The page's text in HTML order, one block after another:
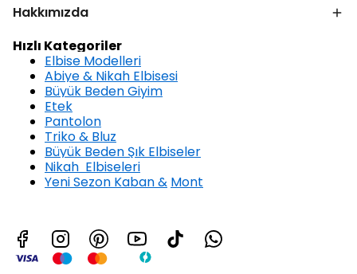
Hakkımızda
Hızlı Kategoriler
Elbise Modelleri
Abiye & Nikah Elbisesi
Büyük Beden Giyim
Etek
Pantolon
Triko & Bluz
Büyük Beden Şık Elbiseler
Nikah Elbiseleri
Yeni Sezon Kaban & Mont